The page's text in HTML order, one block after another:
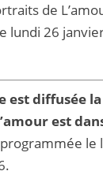
de
lundi 26
est diffusée
est
programmée